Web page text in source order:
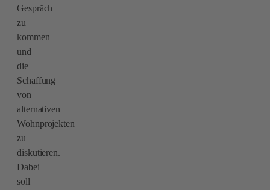
Gespräch
zu
kommen
und
die
Schaffung
von
alternativen
Wohnprojekten
zu
diskutieren.
Dabei
soll